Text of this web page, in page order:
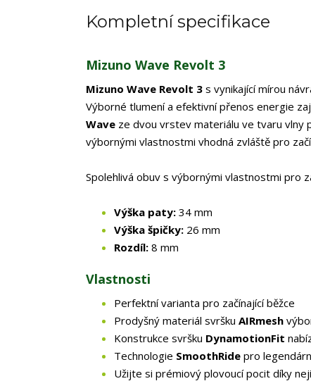
Kompletní specifikace
Mizuno Wave Revolt 3
Mizuno Wave Revolt 3 s vynikající mírou
Výborné tlumení a efektivní přenos energie
Wave ze dvou vrstev materiálu ve tvaru vlny
výbornými vlastnostmi vhodná zvláště pro
Spolehlivá obuv s výbornými vlastnostmi pro
Výška paty: 34 mm
Výška špičky: 26 mm
Rozdíl: 8 mm
Vlastnosti
Perfektní varianta pro začínající běžce
Prodyšný materiál svršku AIRmesh
Konstrukce svršku DynamotionFit
Technologie SmoothRide pro
Užijte si prémiový plovoucí pocit díky